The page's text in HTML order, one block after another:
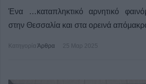
Ένα …καταπληκτικό αρνητικό
στην Θεσσαλία και στα ορεινά
Κατηγορία Άρθρα 25 Μαρ 2025